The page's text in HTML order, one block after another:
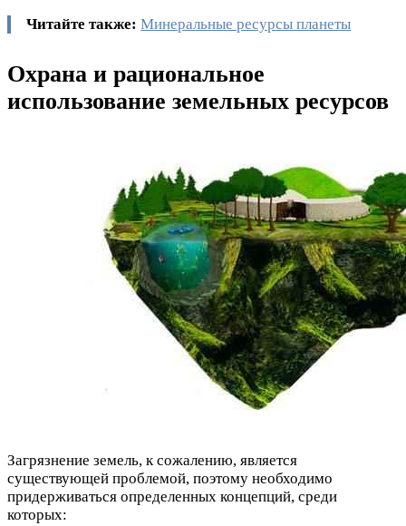
Читайте также: Минеральные ресурсы планеты
Охрана и рациональное
использование земельных ресурсов
Загрязнение земель, к сожалению, является
существующей проблемой, поэтому необходимо
придерживаться определенных концепций, среди
которых: